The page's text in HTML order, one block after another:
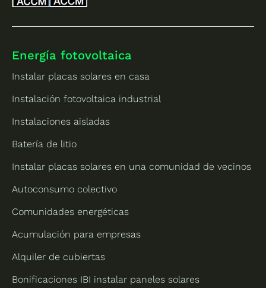
Energía fotovoltaica
Instalar placas solares en casa
Instalación fotovoltaica industrial
Instalaciones aisladas
Batería de litio
Instalar placas solares en una comunidad de vecinos
Autoconsumo colectivo
Comunidades energéticas
Acumulación para empresas
Alquiler de cubiertas
Bonificaciones IBI instalar paneles solares